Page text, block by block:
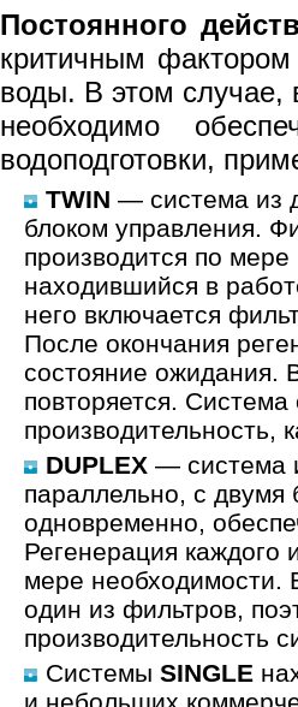
Постоянного
критичным фактором
воды. В этом случае,
необходимо
водоподготовки,
TWIN — система из
блоком управления.
производится по
находившийся в
него включается
После окончания
состояние ожидания.
повторяется.
производительность,
DUPLEX — система
параллельно, с
одновременно,
Регенерация каждого
мере необходимости.
один из фильтров,
производительность
Системы SINGLE
и небольших